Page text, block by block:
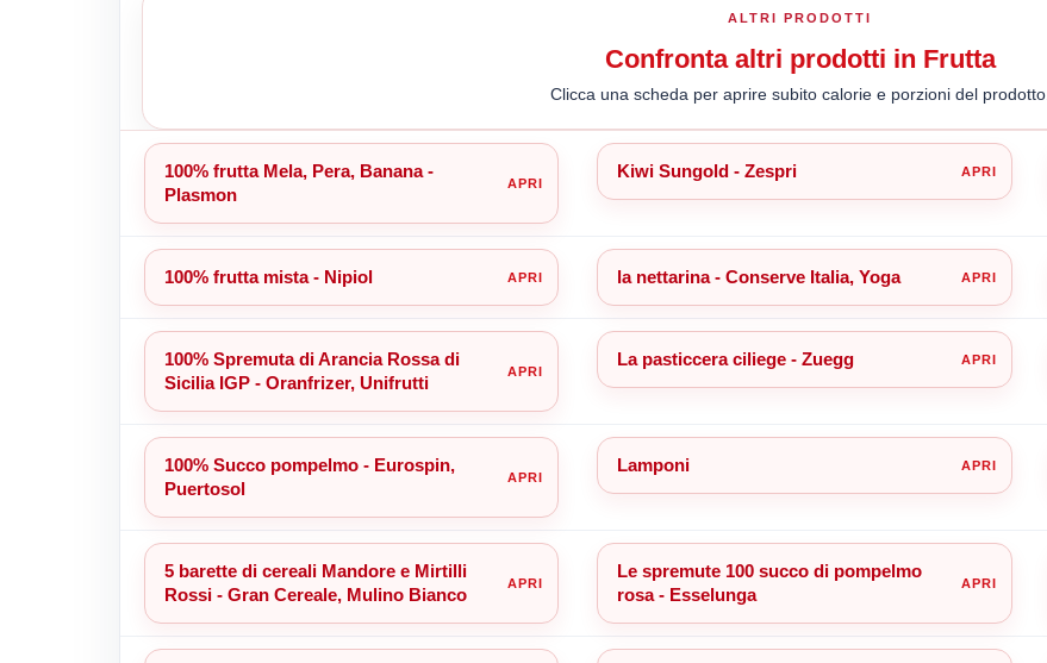
ALTRI PRODOTTI
Confronta altri prodotti in Frutta
Clicca una scheda per aprire subito calorie e porzioni del prodotto.
100% frutta Mela, Pera, Banana -
Plasmon
Kiwi Sungold - Zespri
100% frutta mista - Nipiol la nettarina - Conserve Italia, Yoga
100% Spremuta di Arancia Rossa di
Sicilia IGP - Oranfrizer, Unifrutti
La pasticcera ciliege - Zuegg
100% Succo pompelmo - Eurospin,
Puertosol
Lamponi
5 barette di cereali Mandore e Mirtilli
Rossi - Gran Cereale, Mulino Bianco
Le spremute 100 succo di pompelmo
rosa - Esselunga